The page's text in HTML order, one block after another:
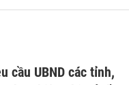
cầu UBND các tỉnh,